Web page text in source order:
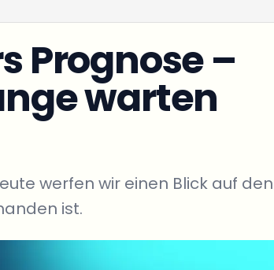
Prognose –
warten
werfen wir einen Blick auf den
ist.